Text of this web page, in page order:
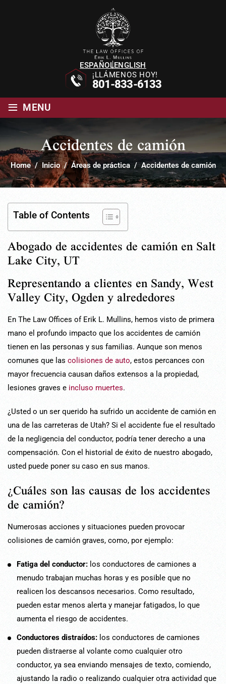
ESPAÑOLENGLISH
¡LLÁMENOS HOY!
801-833-6133
≡ MENU
Accidentes de camión
Home/Inicio/Áreas de práctica/Accidentes de camión
Table of Contents
Abogado de accidentes de camión en Salt
Lake City, UT
Representando a clientes en Sandy, West
Valley City, Ogden y alrededores
En The Law Offices of Erik L. Mullins, hemos visto de primera
mano el profundo impacto que los accidentes de camión
tienen en las personas y sus familias. Aunque son menos
comunes que las colisiones de auto, estos percances con
mayor frecuencia causan daños extensos a la propiedad,
lesiones graves e incluso muertes.
¿Usted o un ser querido ha sufrido un accidente de camión en
una de las carreteras de Utah? Si el accidente fue el resultado
de la negligencia del conductor, podría tener derecho a una
compensación. Con el historial de éxito de nuestro abogado,
usted puede poner su caso en sus manos.
¿Cuáles son las causas de los accidentes
de camión?
Numerosas acciones y situaciones pueden provocar
colisiones de camión graves, como, por ejemplo:
Fatiga del conductor: los conductores de camiones a
menudo trabajan muchas horas y es posible que no
realicen los descansos necesarios. Como resultado,
pueden estar menos alerta y manejar fatigados, lo que
aumenta el riesgo de accidentes.
Conductores distraídos: los conductores de camiones
pueden distraerse al volante como cualquier otro
conductor, ya sea enviando mensajes de texto, comiendo,
ajustando la radio o realizando cualquier otra actividad que